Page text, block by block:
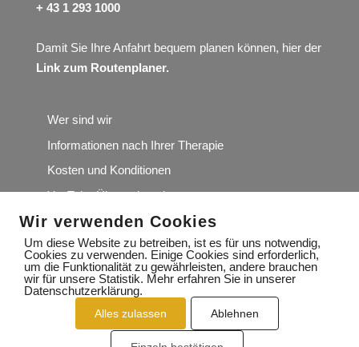
+ 43 1 293 1000
Damit Sie Ihre Anfahrt bequem planen können, hier der
Link zum Routenplaner.
Wer sind wir
Informationen nach Ihrer Therapie
Kosten und Konditionen
YouTube Übungskanal
Wir würden uns über Ihre Google-Rezension sehr
freuen
Wir verwenden Cookies
Um diese Website zu betreiben, ist es für uns notwendig,
Cookies zu verwenden. Einige Cookies sind erforderlich,
um die Funktionalität zu gewährleisten, andere brauchen
wir für unsere Statistik. Mehr erfahren Sie in unserer
Datenschutzerklärung.
Alles zulassen Ablehnen